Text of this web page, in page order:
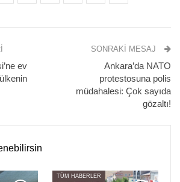
bağlı Çalıdere köyünde, ABD
Üretim A.Ş. tarafından yapılması
Enerji Santrali (JES) projesine karşı
toprak anadır. Varto’da topraklarımıza
Vartolu kadınlar bu talanı reddediyor”
ev
SONRAKI MESAJ
Ankara’da NATO
protestosuna polis
müdahalesi: Çok sayıda
gözaltı!
TÜM HABERLER